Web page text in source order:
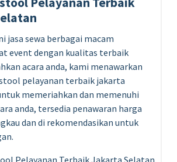
jasa sewa berbagai macam
event dengan kualitas terbaik
acara anda, kami menawarkan
pelayanan terbaik jakarta
memeriahkan dan memenuhi
anda, tersedia penawaran harga
dan di rekomendasikan untuk